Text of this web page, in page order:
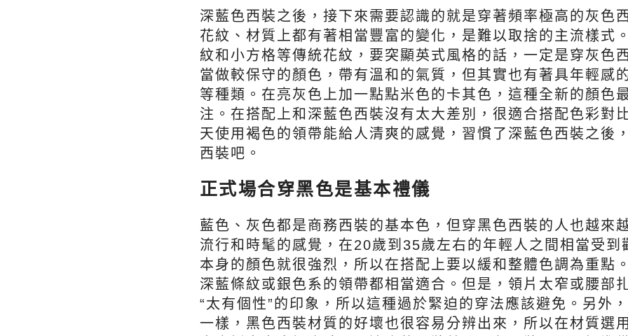
深藍色西裝之後，接下來需要認識的就是穿著頻率極高的灰色
花紋、材質上都有著相當豐富的變化，是難以取捨的主流樣式
紋和小方格等傳統花紋，要突顯英式風格的話，一定是穿灰色
當做較保守的顏色，帶有溫和的氣質，但其實也有著具年輕感
等種類。在亮灰色上加一點點米色的卡其色，這種全新的顏色
注。在搭配上和深藍色西裝沒有太大差別，很適合搭配色彩對
天使用褐色的領帶能給人清爽的感覺，習慣了深藍色西裝之後
西裝吧。
正式場合穿黑色是基本禮儀
藍色、灰色都是商務西裝的基本色，但穿黑色西裝的人也越來
流行和時髦的感覺，在20歲到35歲左右的年輕人之間相當受到
本身的顏色就很強烈，所以在搭配上要以緩和整體色調為重點
深藍條紋或銀色系的領帶都相當適合。但是，領片太窄或腰部
“太有個性”的印象，所以這種過於緊迫的穿法應該避免。另外
一樣，黑色西裝材質的好壞也很容易分辨出來，所以在材質選